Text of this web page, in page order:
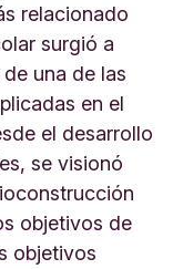
relacionado
surgió a
una de las
en el
el desarrollo
se visionó
objetivos de
objetivos